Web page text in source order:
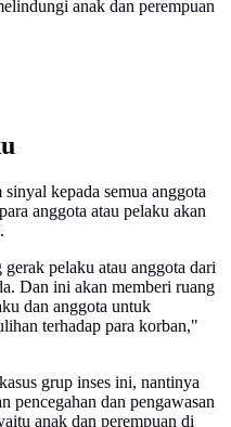
anak dan perempuan
kepada semua anggota
anggota atau pelaku akan
pelaku atau anggota dari
Dan ini akan memberi ruang
dan anggota untuk
terhadap para korban,"
grup inses ini, nantinya
pencegahan dan pengawasan
anak dan perempuan di